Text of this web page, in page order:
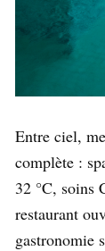
Entre ciel,
complète :
32 °C, soins
restaurant
gastronomie